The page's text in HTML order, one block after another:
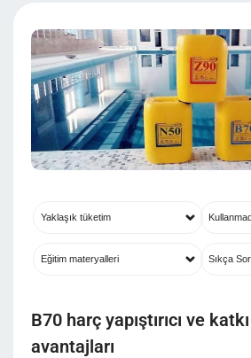
Yaklaşık tüketim
Eğitim materyalleri Sıkça
B70 harç yapıştırıcı ve
avantajları